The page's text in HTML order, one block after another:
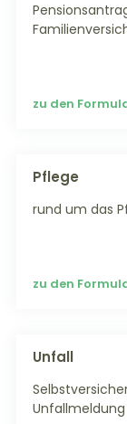
zu den
Pflege
rund um das
zu den
Unfall
Unfallmeldung